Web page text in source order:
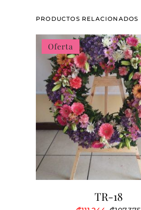
PRODUCTOS RELACIONADOS
Oferta
TR-18